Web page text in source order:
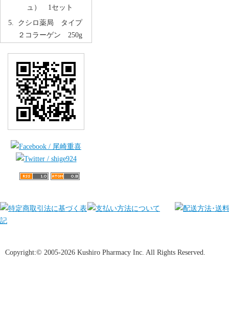
ュ） 1セット
クシロ薬局 タイプ
２コラーゲン 250g
Copyright:© 2005-2026 Kushiro Pharmacy Inc. All Rights Reserved.